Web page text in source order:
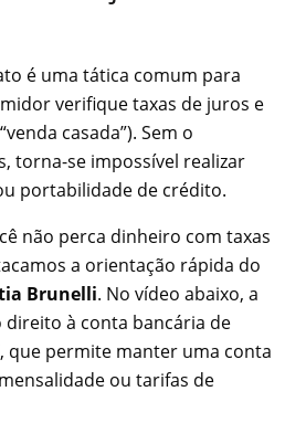
é uma tática comum para
verifique taxas de juros e
casada”). Sem o
torna-se impossível realizar
portabilidade de crédito.
não perca dinheiro com taxas
a orientação rápida do
Brunelli. No vídeo abaixo, a
direito à conta bancária de
que permite manter uma conta
ou tarifas de